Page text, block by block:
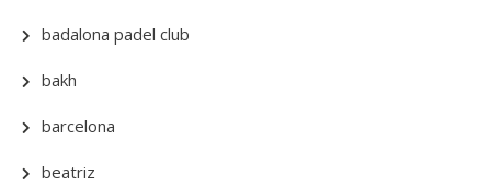
badalona padel club
bakh
barcelona
beatriz